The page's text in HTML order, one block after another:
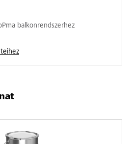
balkonrendszerhez